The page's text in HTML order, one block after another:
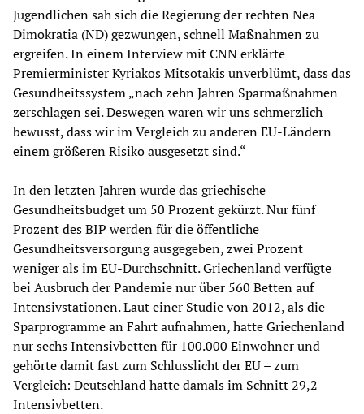
Jugendlichen sah sich die Regierung der rechten Nea
Dimokratia (ND) gezwungen, schnell Maßnahmen zu
ergreifen. In einem Interview mit CNN erklärte
Premierminister Kyriakos Mitsotakis unverblümt, dass das
Gesundheitssystem „nach zehn Jahren Sparmaßnahmen
zerschlagen sei. Deswegen waren wir uns schmerzlich
bewusst, dass wir im Vergleich zu anderen EU-Ländern
einem größeren Risiko ausgesetzt sind.“
In den letzten Jahren wurde das griechische
Gesundheitsbudget um 50 Prozent gekürzt. Nur fünf
Prozent des BIP werden für die öffentliche
Gesundheitsversorgung ausgegeben, zwei Prozent
weniger als im EU-Durchschnitt. Griechenland verfügte
bei Ausbruch der Pandemie nur über 560 Betten auf
Intensivstationen. Laut einer Studie von 2012, als die
Sparprogramme an Fahrt aufnahmen, hatte Griechenland
nur sechs Intensivbetten für 100.000 Einwohner und
gehörte damit fast zum Schlusslicht der EU – zum
Vergleich: Deutschland hatte damals im Schnitt 29,2
Intensivbetten.